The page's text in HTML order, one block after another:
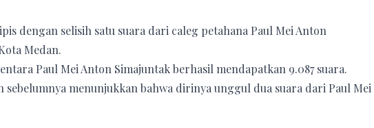
dengan selisih satu suara dari caleg petahana Paul Mei Anton
Medan.
Paul Mei Anton Simajuntak berhasil mendapatkan 9.087 suara.
menunjukkan bahwa dirinya unggul dua suara dari Paul Mei